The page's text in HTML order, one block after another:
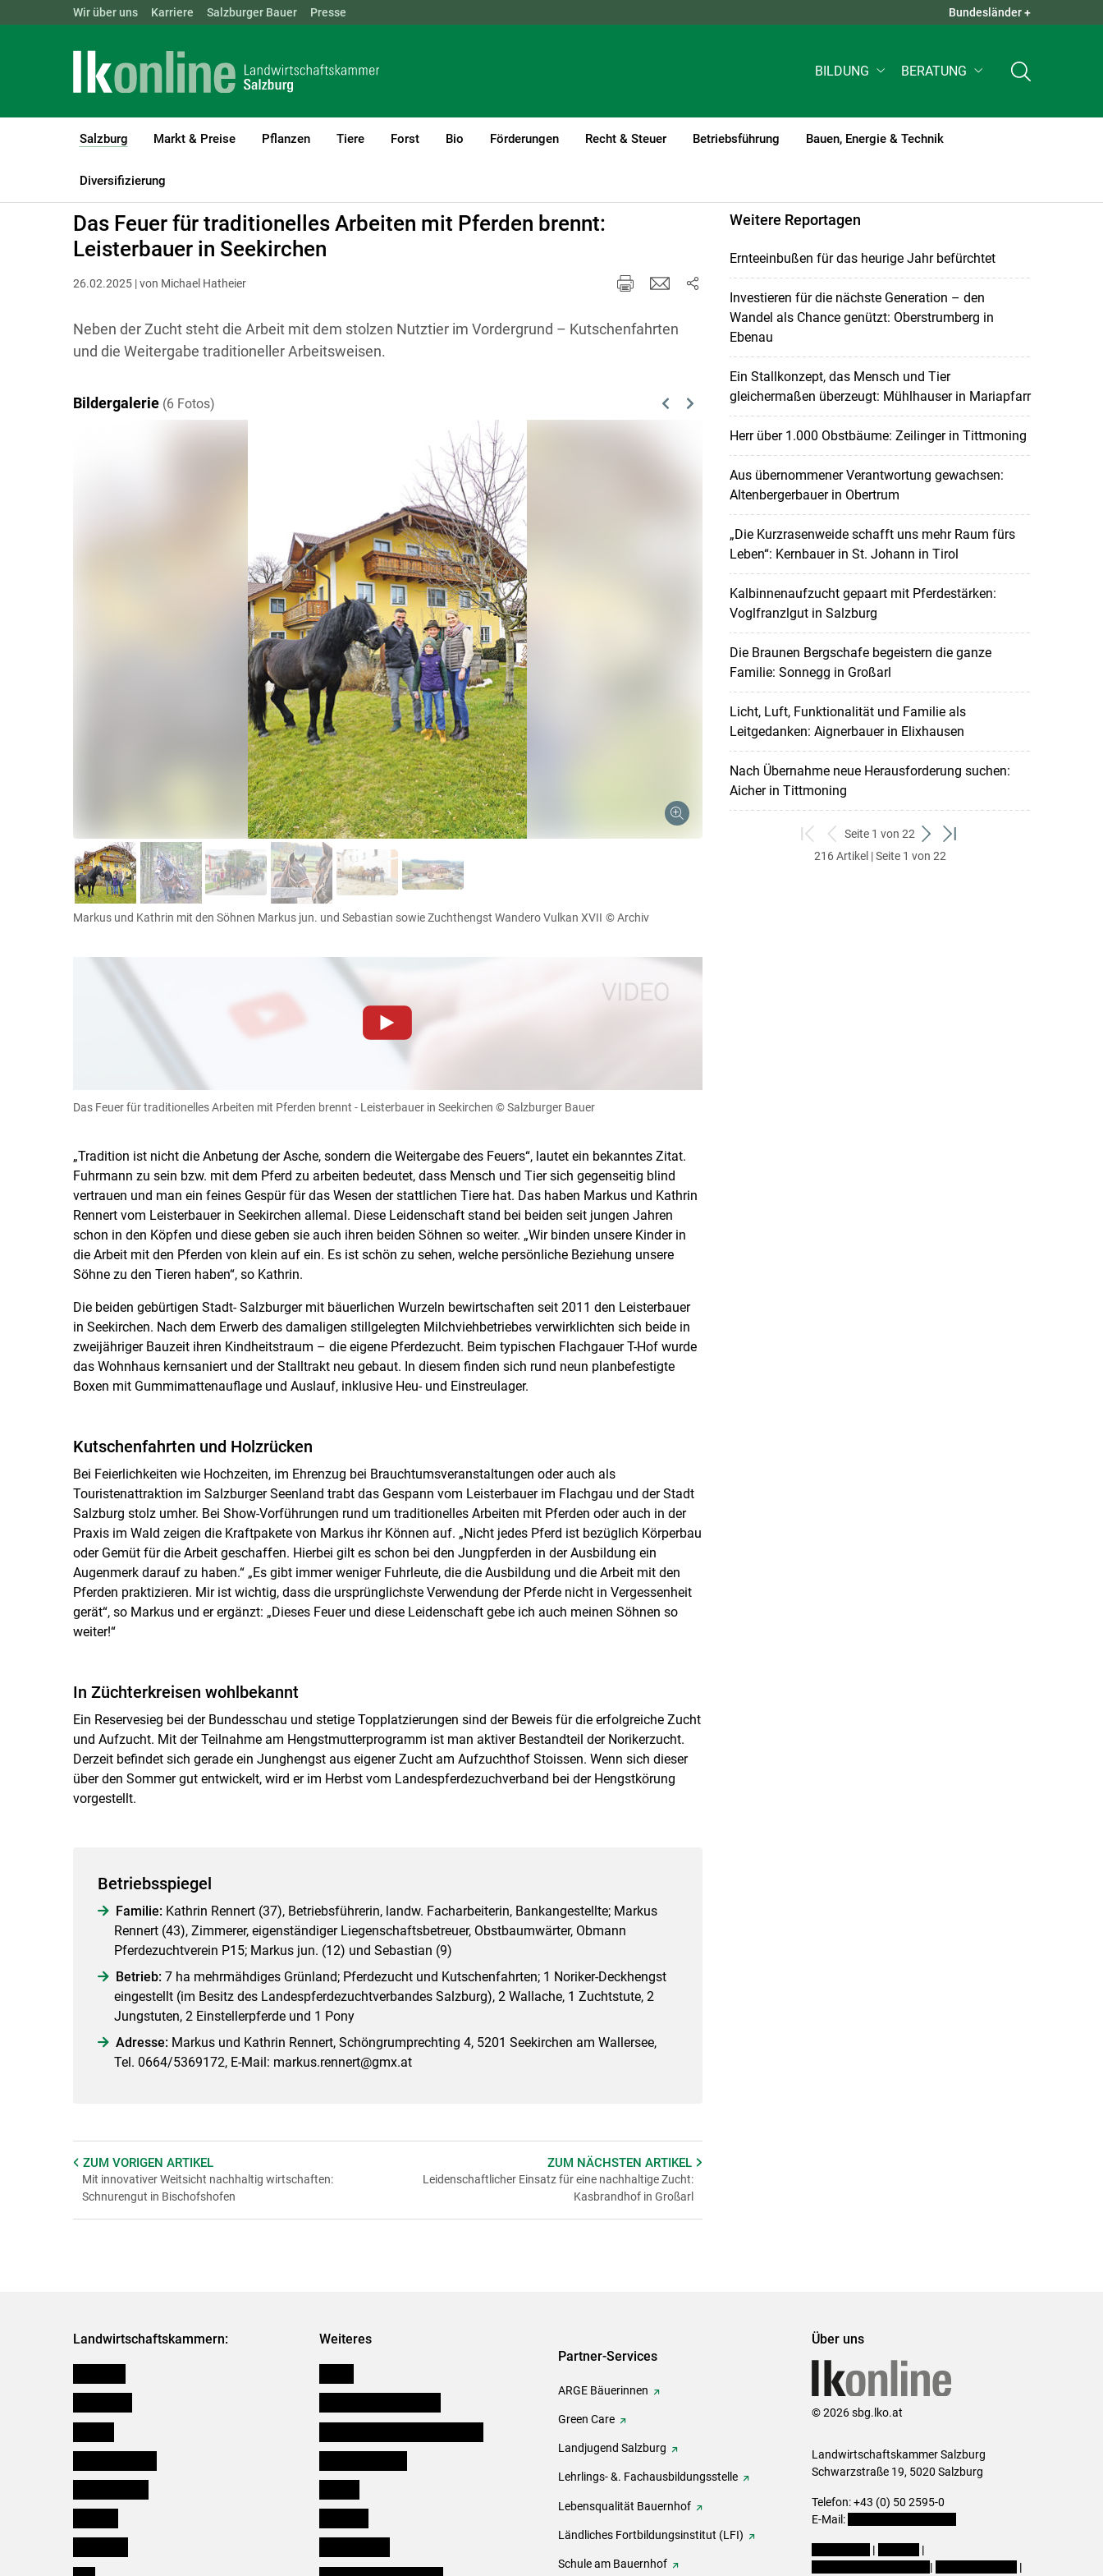
Skip to main content
Landwirtschaftskammern: ÖSTERREICH BGLD KTN QUICK LINKS +
Wir über uns Karriere Salzburger Bauer Presse Bundesländer +
BILDUNG BERATUNG
Salzburg
(current)1
Markt & Preise Pflanzen Tiere Forst Bio Förderungen Recht & Steuer Betriebsführung Bauen, Energie & Technik
Diversifizierung
LK Salzburg Salzburg
Das Feuer für traditionelles Arbeiten mit Pferden brennt:
Leisterbauer in Seekirchen
26.02.2025 | von Michael Hatheier
Neben der Zucht steht die Arbeit mit dem stolzen Nutztier im Vordergrund – Kutschenfahrten
und die Weitergabe traditioneller Arbeitsweisen.
Bildergalerie (6 Fotos) Previous
Next
Markus und Kathrin mit den Söhnen Markus jun. und Sebastian sowie Zuchthengst Wandero Vulkan XVII © Archiv
Zum Abspielen von YouTube-Videos auf dieser Website müssen Cookies gesetzt werden
diese Website in den Cookie-Einstellungen jederzeit einsehen und korrigieren
Das Feuer für traditionelles Arbeiten mit Pferden brennt - Leisterbauer in Seekirchen © Salzburger Bauer
„Tradition ist nicht die Anbetung der Asche, sondern die Weitergabe des Feuers“, lautet ein bekanntes Zitat.
Fuhrmann zu sein bzw. mit dem Pferd zu arbeiten bedeutet, dass Mensch und Tier sich gegenseitig blind
vertrauen und man ein feines Gespür für das Wesen der stattlichen Tiere hat. Das haben Markus und Kathrin
Rennert vom Leisterbauer in Seekirchen allemal. Diese Leidenschaft stand bei beiden seit jungen Jahren
schon in den Köpfen und diese geben sie auch ihren beiden Söhnen so weiter. „Wir binden unsere Kinder in
die Arbeit mit den Pferden von klein auf ein. Es ist schön zu sehen, welche persönliche Beziehung unsere
Söhne zu den Tieren haben“, so Kathrin.
Die beiden gebürtigen Stadt- Salzburger mit bäuerlichen Wurzeln bewirtschaften seit 2011 den Leisterbauer
in Seekirchen. Nach dem Erwerb des damaligen stillgelegten Milchviehbetriebes verwirklichten sich beide in
zweijähriger Bauzeit ihren Kindheitstraum – die eigene Pferdezucht. Beim typischen Flachgauer T-Hof wurde
das Wohnhaus kernsaniert und der Stalltrakt neu gebaut. In diesem finden sich rund neun planbefestigte
Boxen mit Gummimattenauflage und Auslauf, inklusive Heu- und Einstreulager.
Kutschenfahrten und Holzrücken
Bei Feierlichkeiten wie Hochzeiten, im Ehrenzug bei Brauchtumsveranstaltungen oder auch als
Touristenattraktion im Salzburger Seenland trabt das Gespann vom Leisterbauer im Flachgau und der Stadt
Salzburg stolz umher. Bei Show-Vorführungen rund um traditionelles Arbeiten mit Pferden oder auch in der
Praxis im Wald zeigen die Kraftpakete von Markus ihr Können auf. „Nicht jedes Pferd ist bezüglich Körperbau
oder Gemüt für die Arbeit geschaffen. Hierbei gilt es schon bei den Jungpferden in der Ausbildung ein
Augenmerk darauf zu haben.“ „Es gibt immer weniger Fuhrleute, die die Ausbildung und die Arbeit mit den
Pferden praktizieren. Mir ist wichtig, dass die ursprünglichste Verwendung der Pferde nicht in Vergessenheit
gerät“, so Markus und er ergänzt: „Dieses Feuer und diese Leidenschaft gebe ich auch meinen Söhnen so
weiter!“
In Züchterkreisen wohlbekannt
Ein Reservesieg bei der Bundesschau und stetige Topplatzierungen sind der Beweis für die erfolgreiche Zucht
und Aufzucht. Mit der Teilnahme am Hengstmutterprogramm ist man aktiver Bestandteil der Norikerzucht.
Derzeit befindet sich gerade ein Junghengst aus eigener Zucht am Aufzuchthof Stoissen. Wenn sich dieser
über den Sommer gut entwickelt, wird er im Herbst vom Landespferdezuchverband bei der Hengstkörung
vorgestellt.
Betriebsspiegel
Familie: Kathrin Rennert (37), Betriebsführerin, landw. Facharbeiterin, Bankangestellte; Markus
Rennert (43), Zimmerer, eigenständiger Liegenschaftsbetreuer, Obstbaumwärter, Obmann
Pferdezuchtverein P15; Markus jun. (12) und Sebastian (9)
Betrieb: 7 ha mehrmähdiges Grünland; Pferdezucht und Kutschenfahrten; 1 Noriker-Deckhengst
eingestellt (im Besitz des Landespferdezuchtverbandes Salzburg), 2 Wallache, 1 Zuchtstute, 2
Jungstuten, 2 Einstellerpferde und 1 Pony
Adresse: Markus und Kathrin Rennert, Schöngrumprechting 4, 5201 Seekirchen am Wallersee,
Tel. 0664/5369172, E-Mail: markus.rennert@gmx.at
ZUM VORIGEN ARTIKEL
Mit innovativer Weitsicht nachhaltig wirtschaften:
Schnurengut in Bischofshofen
ZUM NÄCHSTENARTIKEL
Leidenschaftlicher Einsatz für eine nachhaltige Zucht:
Kasbrandhof in Großarl
Weitere Reportagen
Ernteeinbußen für das heurige Jahr befürchtet
Investieren für die nächste Generation – den
Wandel als Chance genützt: Oberstrumberg in
Ebenau
Ein Stallkonzept, das Mensch und Tier
gleichermaßen überzeugt: Mühlhauser in Mariapfarr
Herr über 1.000 Obstbäume: Zeilinger in Tittmoning
Aus übernommener Verantwortung gewachsen:
Altenbergerbauer in Obertrum
„Die Kurzrasenweide schafft uns mehr Raum fürs
Leben“: Kernbauer in St. Johann in Tirol
Kalbinnenaufzucht gepaart mit Pferdestärken:
Voglfranzlgut in Salzburg
Die Braunen Bergschafe begeistern die ganze
Familie: Sonnegg in Großarl
Licht, Luft, Funktionalität und Familie als
Leitgedanken: Aignerbauer in Elixhausen
Nach Übernahme neue Herausforderung suchen:
Aicher in Tittmoning
zum
ersten
zurück
zum
Seite 1 von 22
weiter
zum
zum
216 Artikel | Seite 1 von 22
Landwirtschaftskammern: Weiteres
Partner-Services
ARGE Bäuerinnen
Green Care
Landjugend Salzburg
Lehrlings- &. Fachausbildungsstelle
Lebensqualität Bauernhof
Ländliches Fortbildungsinstitut (LFI)
Schule am Bauernhof
Über uns
© 2026 sbg.lko.at
Landwirtschaftskammer Salzburg
Schwarzstraße 19, 5020 Salzburg
Telefon: +43 (0) 50 2595-0
E-Mail:
|
|
| |